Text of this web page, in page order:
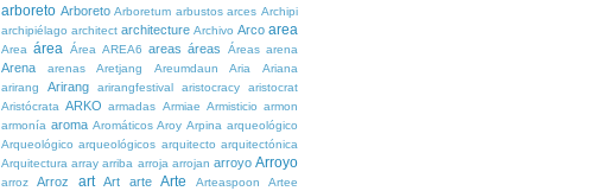
arboreto Arboreto Arboretum arbustos arces Archipi
archipiélago architect architecture Archivo Arco area
Area área Área AREA6 areas áreas Áreas arena
Arena arenas Aretjang Areumdaun Aria
Ariana
arirang
Arirang arirangfestival aristocracy
aristocrat
Aristócrata ARKO armadas Armiae Armisticio armon
armonía aroma Aromáticos Aroy Arpina arqueológico
Arqueológico arqueológicos arquitecto arquitectónica
Arquitectura array arriba arroja arrojan arroyo Arroyo
arroz Arroz art Art arte Arte Arteaspoon
Artee